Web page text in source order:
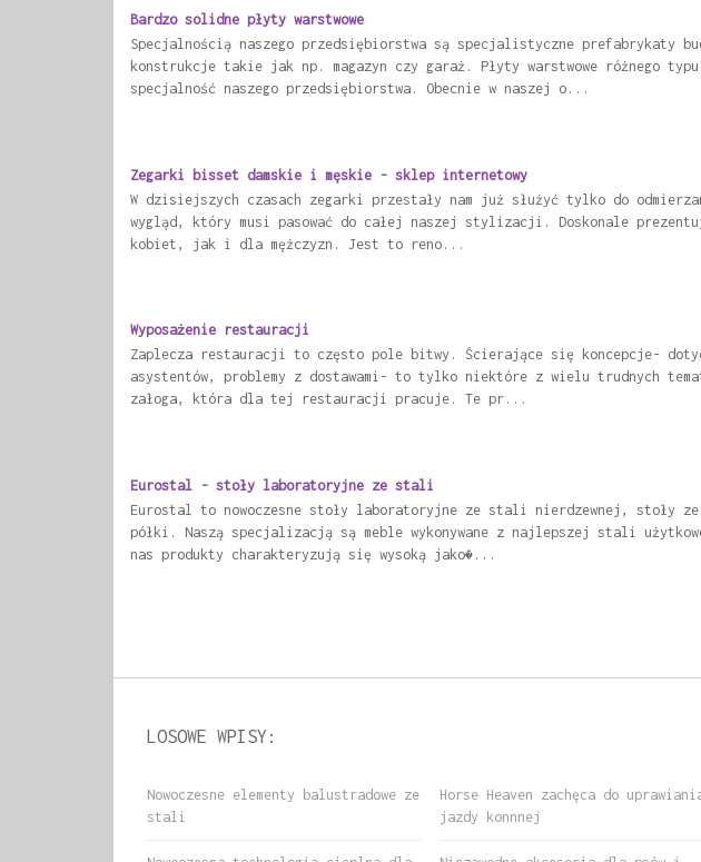
Bardzo solidne płyty warstwowe
Specjalnością naszego przedsiębiorstwa są specjalistyczne prefabrykaty
konstrukcje takie jak np. magazyn czy garaż. Płyty warstwowe różnego
specjalność naszego przedsiębiorstwa. Obecnie w naszej o...
Zegarki bisset damskie i męskie - sklep internetowy
W dzisiejszych czasach zegarki przestały nam już służyć tylko do
wygląd, który musi pasować do całej naszej stylizacji. Doskonale
kobiet, jak i dla mężczyzn. Jest to reno...
Wyposażenie restauracji
Zaplecza restauracji to często pole bitwy. Ścierające się koncepcje-
asystentów, problemy z dostawami- to tylko niektóre z wielu trudnych
załoga, która dla tej restauracji pracuje. Te pr...
Eurostal - stoły laboratoryjne ze stali
Eurostal to nowoczesne stoły laboratoryjne ze stali nierdzewnej, stoły ze
półki. Naszą specjalizacją są meble wykonywane z najlepszej stali
nas produkty charakteryzują się wysoką jako�...
LOSOWE WPISY:
Horse Heaven zachęca do
jazdy konnnej
Nowoczesne elementy balustradowe ze
stali